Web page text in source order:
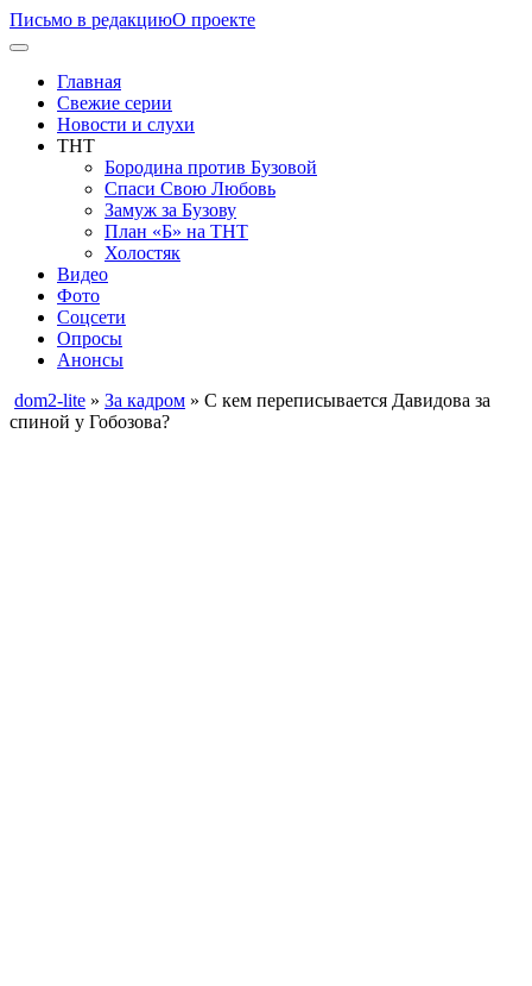
Письмо в редакциюО проекте
Главная
Свежие серии
Новости и слухи
ТНТ
Бородина против Бузовой
Спаси Свою Любовь
Замуж за Бузову
План «Б» на ТНТ
Холостяк
Видео
Фото
Соцсети
Опросы
Анонсы
dom2-lite » За кадром » С кем переписывается Давидова за
спиной у Гобозова?